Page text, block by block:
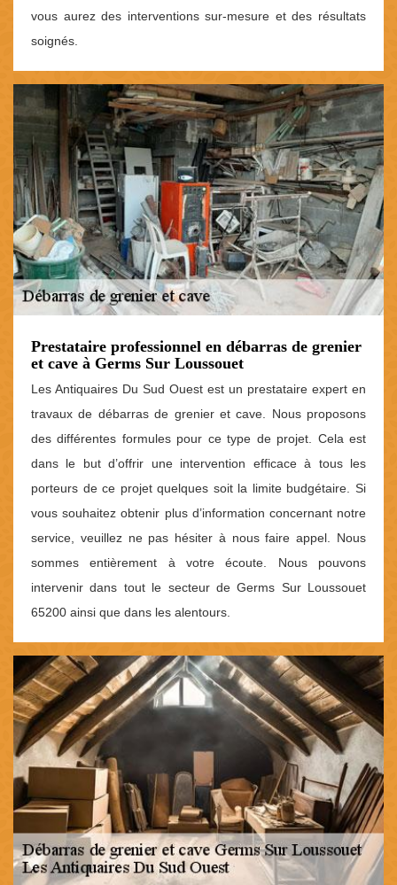
vous aurez des interventions sur-mesure et des résultats
soignés.
Prestataire professionnel en débarras de grenier
et cave à Germs Sur Loussouet
Les Antiquaires Du Sud Ouest est un prestataire expert en
travaux de débarras de grenier et cave. Nous proposons
des différentes formules pour ce type de projet. Cela est
dans le but d’offrir une intervention efficace à tous les
porteurs de ce projet quelques soit la limite budgétaire. Si
vous souhaitez obtenir plus d’information concernant notre
service, veuillez ne pas hésiter à nous faire appel. Nous
sommes entièrement à votre écoute. Nous pouvons
intervenir dans tout le secteur de Germs Sur Loussouet
65200 ainsi que dans les alentours.